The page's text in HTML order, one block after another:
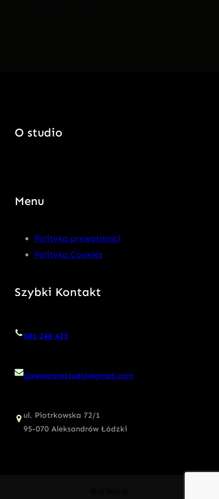
O studio
Menu
Polityka prywatności
Polityka Cookies
Szybki Kontakt
501 246 423
slawekcasestudio@gmail.com
ul. Piotrkowska 72/1
95-070 Aleksandrów Łódzki